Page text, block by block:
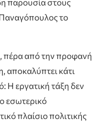
παρουσία στους
το
από την προφανή
αποκαλύπτει κάτι
Η εργατική τάξη δεν
εσωτερικό
πλαίσιο πολιτικής